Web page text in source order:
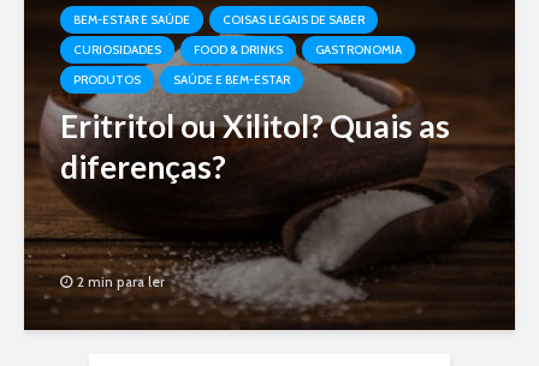
BEM-ESTAR E SAÚDE
COISAS LEGAIS DE SABER
CURIOSIDADES
FOOD & DRINKS
GASTRONOMIA
PRODUTOS
SAÚDE E BEM-ESTAR
Eritritol ou Xilitol? Quais as
diferenças?
2 min para ler